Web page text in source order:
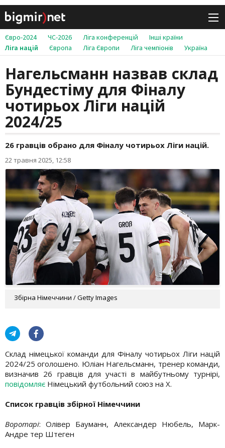
Євро-2024 ЧС-2026 Ліга конференцій
Інші країни
Ліга націй
Європа Ліга Європи Ліга чемпіонів Україна
Нагельсманн назвав склад
Бундестіму для Фіналу
чотирьох Ліги націй
2024/25
26 гравців обрано для Фіналу чотирьох Ліги націй.
22 травня 2025, 12:58
Збірна Німеччини / Getty Images
Склад німецької команди для Фіналу чотирьох Ліги націй
2024/25 оголошено. Юліан Нагельсманн, тренер команди,
визначив 26 гравців для участі в майбутньому турнірі,
повідомляє Німецький футбольний союз на X.
Список гравців збірної Німеччини
Воротарі: Олівер Бауманн, Александер Нюбель, Марк-
Андре тер Штеген